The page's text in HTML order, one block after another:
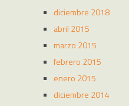
diciembre 2018
abril 2015
marzo 2015
febrero 2015
enero 2015
diciembre 2014